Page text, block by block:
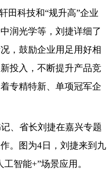
田科技和“规升高”企业
润光学等，刘捷详细了
，鼓励企业用足用好相
投入，不断提升产品竞
专精特新、单项冠军企
省长刘捷在嘉兴专题
。图为4日，刘捷来到九
智能+”场景应用。